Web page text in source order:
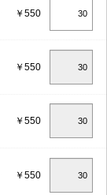
￥550
￥550
￥550
￥550